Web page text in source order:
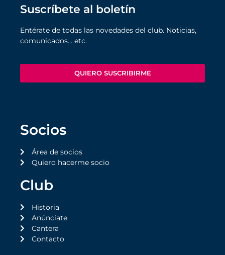
Suscríbete al boletín
Entérate de todas las novedades del club. Noticias,
comunicados… etc.
QUIERO SUSCRIBIRME
Socios
Área de socios
Quiero hacerme socio
Club
Historia
Anúnciate
Cantera
Contacto